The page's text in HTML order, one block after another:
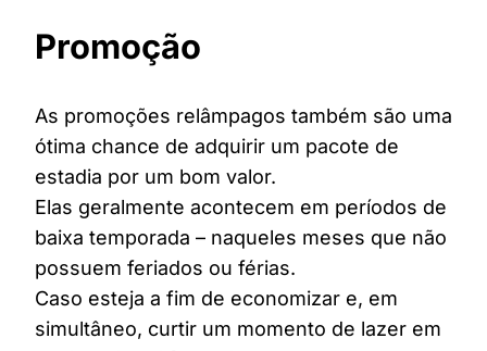
Promoção
As promoções relâmpagos também são uma
ótima chance de adquirir um pacote de
estadia por um bom valor.
Elas geralmente acontecem em períodos de
baixa temporada – naqueles meses que não
possuem feriados ou férias.
Caso esteja a fim de economizar e, em
simultâneo, curtir um momento de lazer em